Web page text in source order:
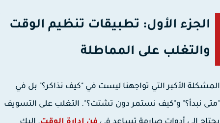
الجزء الأول: تطبيقات تنظيم الوقت
والتغلب على المماطلة
الأكبر التي تواجهنا ليست في "كيف نذاكر؟" بل في
نبدأ؟" و"كيف نستمر دون تشتت؟". التغلب على التسويف